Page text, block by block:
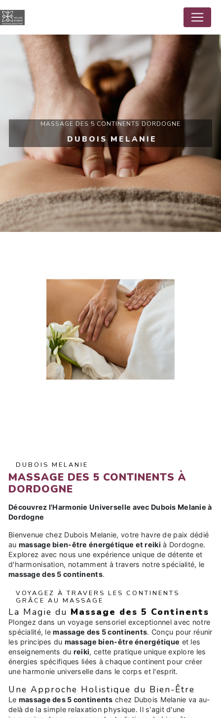
MASSAGE DES 5 CONTINENTS DORDOGNE
DUBOIS MELANIE
DUBOIS MELANIE
MASSAGE DES 5 CONTINENTS À
DORDOGNE
Découvrez l'Harmonie Universelle avec Dubois Melanie à
Dordogne
Bienvenue chez Dubois Melanie, votre havre de paix dédié
au massage bien-être énergétique et reiki à Dordogne.
Explorez avec nous une expérience unique de détente et
d'harmonisation, notamment à travers notre spécialité, le
massage des 5 continents.
VOYAGEZ À TRAVERS LES CONTINENTS
GRÂCE AU MASSAGE
La Magie du Massage des 5 Continents
Plongez dans un voyage sensoriel exceptionnel avec notre
spécialité, lemassage des 5 continents. Conçu pour réunir
les principes du massage bien-être énergétique et les
enseignements du reiki, cette pratique unique explore les
énergies spécifiques liées à chaque continent pour créer
une harmonie universelle dans le corps et l'esprit.
Une Approche Holistique du Bien-Être
Le massage des 5 continents chez Dubois Melanie va au-
delà de la simple relaxation physique. Il s'agit d'une